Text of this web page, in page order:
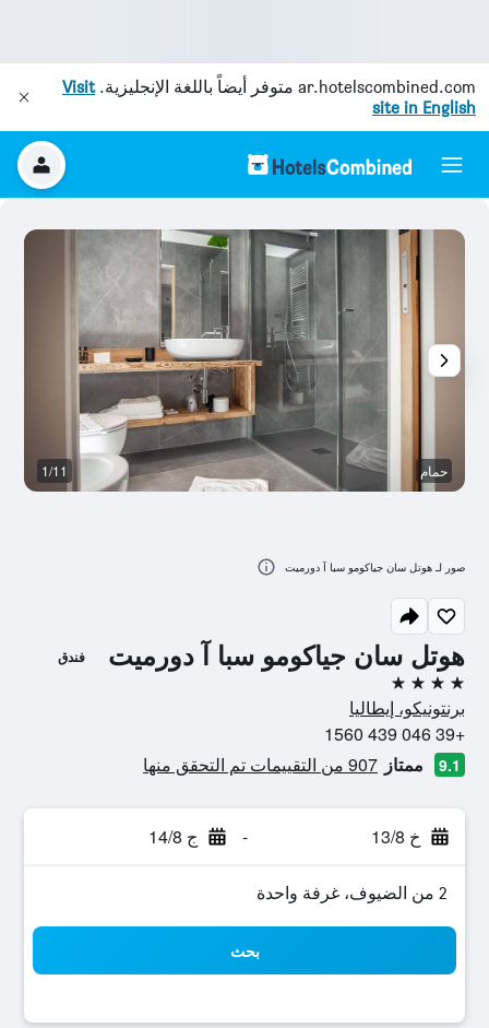
ar.hotelscombined.com متوفر أيضاً باللغة الإنجليزية.Visit
site in English
هوتل سان جياكومو سبا آ دورميت فندق
4 نجوم
برنتونيكو، إيطاليا
+39 046 439 1560
9.1 ممتاز 907 من التقييمات تم التحقق منها
خ 13/8 - ج 14/8
2 من الضيوف، غرفة واحدة
بحث
حمام 1/11
صور لـ هوتل سان جياكومو سبا آ دورميت